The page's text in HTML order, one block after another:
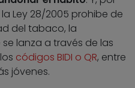
Ley 28/2005 prohibe de
del tabaco, la
se lanza a través de las
códigos BIDI o QR, entre
jóvenes.